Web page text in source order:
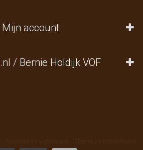
Mijn account
/ Bernie Holdijk VOF